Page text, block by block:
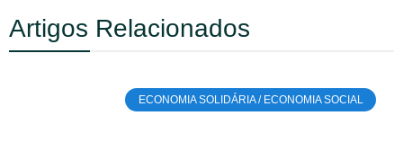
Artigos Relacionados
ECONOMIA SOLIDÁRIA / ECONOMIA SOCIAL